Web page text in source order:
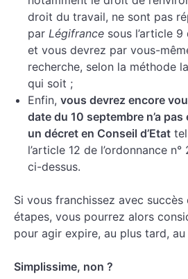
droit du travail, ne sont pas
par Légifrance sous l’article 9
et vous devrez par vous-
recherche, selon la méthode
qui soit ;
Enfin, vous devrez encore
date du 10 septembre n’a
un décret en Conseil d’Etat
l’article 12 de l’ordonnance
ci-dessus.
Si vous franchissez avec
étapes, vous pourrez alors
pour agir expire, au plus tard, au
Simplissime, non ?